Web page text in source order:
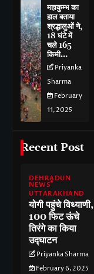
महाकुम्भ का
हाल बताया
श्रद्धालुओं ने,
18 घंटे में
चले 165
किमी…
Priyanka
Sharma
February
11, 2025
Recent Post
DEHRADUN
NEWS
UTTARAKHAND
योगी पहुंचे विथ्याणी,
100 फिट ऊंचे
तिरंगे का किया
उद्घाटन
Priyanka Sharma
February 6, 2025